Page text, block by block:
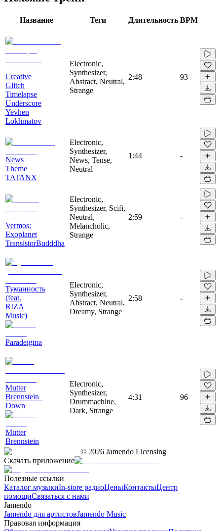
Название Теги Длительность BPM
Creative
Glitch
Timelapse
Underscore
Yevhen
Lokhmatov
Electronic,
Synthesizer,
Abstract, Neutral,
Strange
2:48 93
News
Theme
TATANX
Electronic,
Synthesizer,
News, Tense,
Neutral
1:44 -
Vermos:
Exoplanet
TransistorBudddha
Electronic,
Synthesizer, Scifi,
Neutral,
Melancholic,
Strange
2:59 -
Туманность
(feat.
RIZA
Music)
Paradeigma
Electronic,
Synthesizer,
Abstract, Neutral,
Dreamy, Strange
2:58 -
Mutter
Brennstein_
Down
Mutter
Brennstein
Electronic,
Synthesizer,
Drummachine,
Dark, Strange
4:31 96
© 2026 Jamendo Licensing
Скачать приложение
Полезные ссылки
Каталог музыкиIn-store радиоЦеныКонтактыЦентр
помощиСвязаться с нами
Jamendo
Jamendo для артистовJamendo Music
Правовая информация